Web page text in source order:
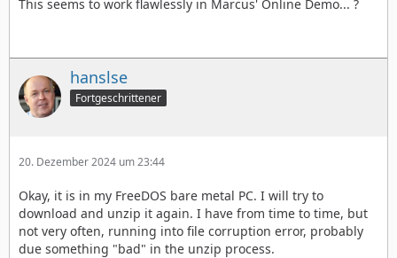
This seems to work flawlessly in Marcus' Online Demo... ?
hanslse
Fortgeschrittener
20. Dezember 2024 um 23:44
Okay, it is in my FreeDOS bare metal PC. I will try to
download and unzip it again. I have from time to time, but
not very often, running into file corruption error, probably
due something "bad" in the unzip process.